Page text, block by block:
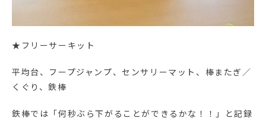
★フリーサーキット
平均台、フープジャンプ、センサリーマット、棒またぎ／
くぐり、鉄棒
鉄棒では「何秒ぶら下がることができるかな！！」と記録